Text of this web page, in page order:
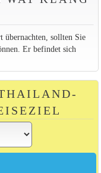
übernachten, sollten Sie
Er befindet sich